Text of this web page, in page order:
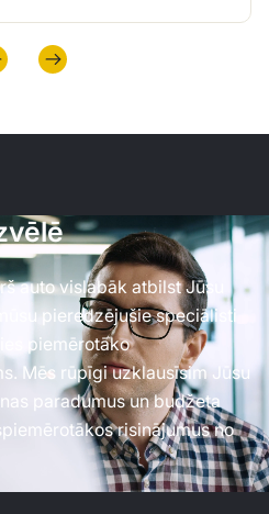
auto vislabāk atbilst Jūsu
pieredzējušie speciālisti
piemērotāko
Mēs rūpīgi uzklausīsim Jūsu
paradumus un budžeta
risinājumus no